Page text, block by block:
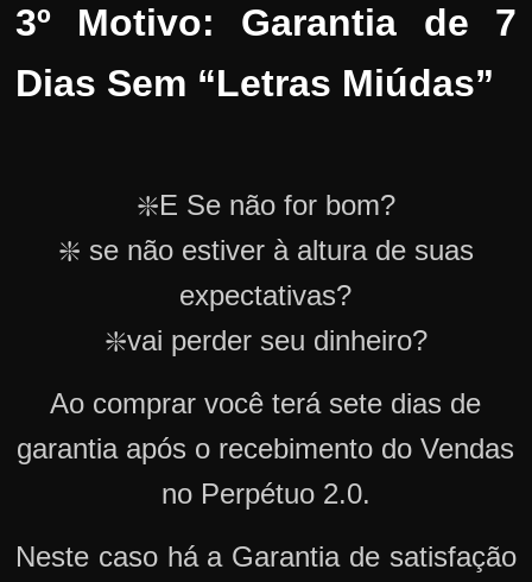
3º Motivo: Garantia de 7
Dias Sem “Letras Miúdas”
❇️E Se não for bom?
❇️ se não estiver à altura de suas
expectativas?
❇️vai perder seu dinheiro?
Ao comprar você terá sete dias de
garantia após o recebimento do Vendas
no Perpétuo 2.0.
Neste caso há a Garantia de satisfação